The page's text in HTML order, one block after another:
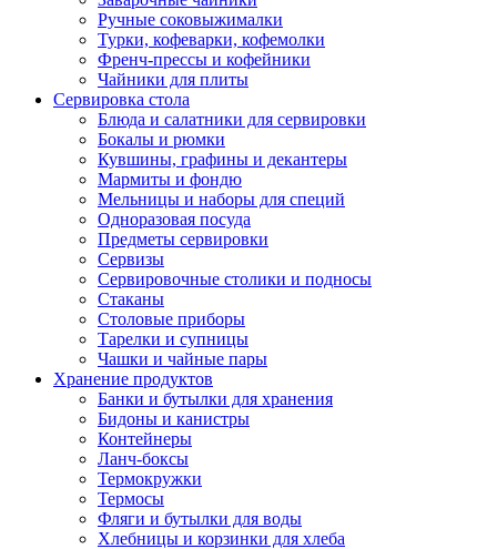
Ручные соковыжималки
Турки, кофеварки, кофемолки
Френч-прессы и кофейники
Чайники для плиты
Сервировка стола
Блюда и салатники для сервировки
Бокалы и рюмки
Кувшины, графины и декантеры
Мармиты и фондю
Мельницы и наборы для специй
Одноразовая посуда
Предметы сервировки
Сервизы
Сервировочные столики и подносы
Стаканы
Столовые приборы
Тарелки и супницы
Чашки и чайные пары
Хранение продуктов
Банки и бутылки для хранения
Бидоны и канистры
Контейнеры
Ланч-боксы
Термокружки
Термосы
Фляги и бутылки для воды
Хлебницы и корзинки для хлеба